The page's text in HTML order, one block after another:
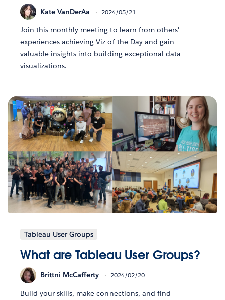
Kate VanDerAa 2024/05/21
Join this monthly meeting to learn from others'
experiences achieving Viz of the Day and gain
valuable insights into building exceptional data
visualizations.
Tableau User Groups
What are Tableau User Groups?
Brittni McCafferty 2024/02/20
Build your skills, make connections, and find